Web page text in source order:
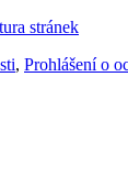
stránek
, Prohlášení o